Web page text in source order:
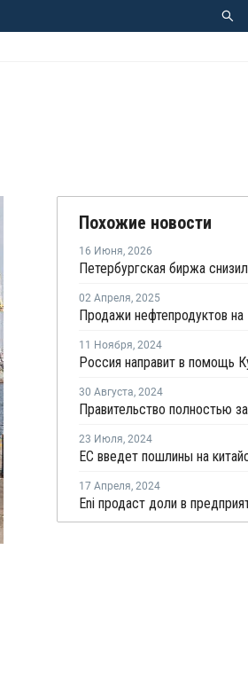
Похожие новости
16 Июня, 2026
02 Апреля, 2025
11 Ноября, 2024
30 Августа, 2024
23 Июля, 2024
17 Апреля, 2024